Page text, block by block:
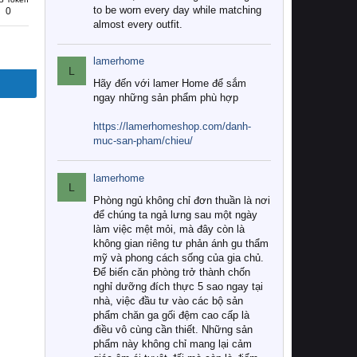
0
to be worn every day while matching
almost every outfit.
L
lamerhome
Hãy đến với lamer Home để sắm
ngay những sản phẩm phù hợp
https://lamerhomeshop.com/danh-
muc-san-pham/chieu/
L
lamerhome
Phòng ngủ không chỉ đơn thuần là nơi
để chúng ta ngả lưng sau một ngày
làm việc mệt mỏi, mà đây còn là
không gian riêng tư phản ánh gu thẩm
mỹ và phong cách sống của gia chủ.
Để biến căn phòng trở thành chốn
nghỉ dưỡng đích thực 5 sao ngay tại
nhà, việc đầu tư vào các bộ sản
phẩm chăn ga gối đệm cao cấp là
điều vô cùng cần thiết. Những sản
phẩm này không chỉ mang lại cảm